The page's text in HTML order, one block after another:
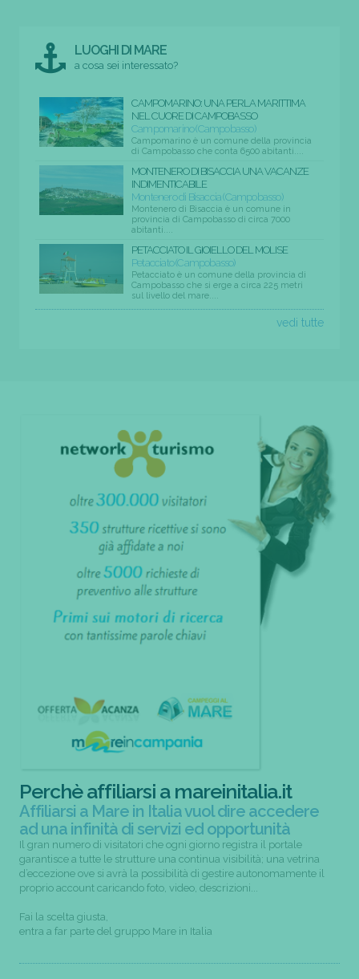
LUOGHI DI MARE
a cosa sei interessato?
CAMPOMARINO: UNA PERLA MARITTIMA
NEL CUORE DI CAMPOBASSO
Campomarino (Campobasso)
Campomarino è un comune della provincia
di Campobasso che conta 6500 abitanti....
MONTENERO DI BISACCIA UNA VACANZE
INDIMENTICABILE
Montenero di Bisaccia (Campobasso)
Montenero di Bisaccia è un comune in
provincia di Campobasso di circa 7000
abitanti....
PETACCIATO IL GIOIELLO DEL MOLISE
Petacciato (Campobasso)
Petacciato è un comune della provincia di
Campobasso che si erge a circa 225 metri
sul livello del mare....
vedi tutte
Perchè affiliarsi a mareinitalia.it
Affiliarsi a Mare in Italia vuol dire accedere
ad una infinità di servizi ed opportunità
Il gran numero di visitatori che ogni giorno registra il portale
garantisce a tutte le strutture una continua visibilità; una vetrina
d’eccezione ove si avrà la possibilità di gestire autonomamente il
proprio account caricando foto, video, descrizioni...
Fai la scelta giusta,
entra a far parte del gruppo Mare in Italia